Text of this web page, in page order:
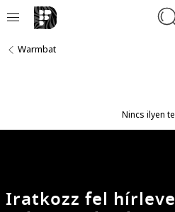
Warmbat
Nincs ilyen
Iratkozz fel